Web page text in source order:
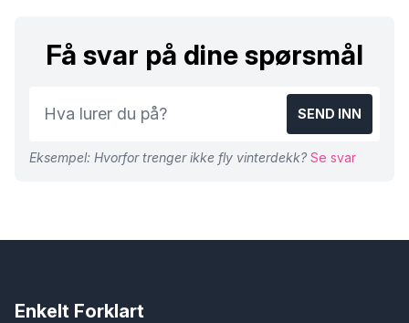
Få svar på dine spørsmål
SEND INN
Eksempel: Hvorfor trenger ikke fly vinterdekk? Se svar
Enkelt Forklart